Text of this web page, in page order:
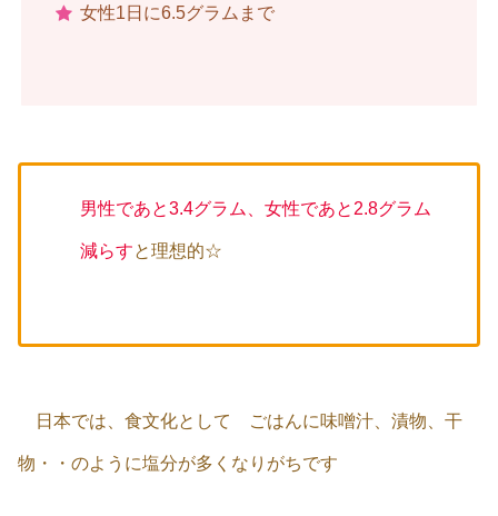
女性1日に6.5グラムまで
男性であと3.4グラム、女性であと2.8グラム
減らすと理想的☆
日本では、食文化として ごはんに味噌汁、漬物、干
物・・のように塩分が多くなりがちです